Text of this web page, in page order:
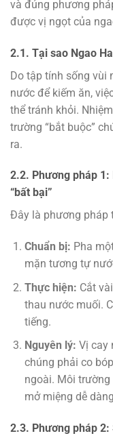
và đúng phương
được vị ngọt của
2.1. Tại sao Ngao
Do tập tính sống vùi
nước để kiếm ăn,
thể tránh khỏi.
trường “bắt buộc”
ra.
2.2. Phương pháp
“bất bại”
Đây là phương pháp
Chuẩn bị: Pha
mặn tương tự
Thực hiện: Cắt
thau nước muối.
tiếng.
Nguyên lý: Vị cay
chúng phải co
ngoài. Môi
mở miệng dễ
2.3. Phương pháp 2: